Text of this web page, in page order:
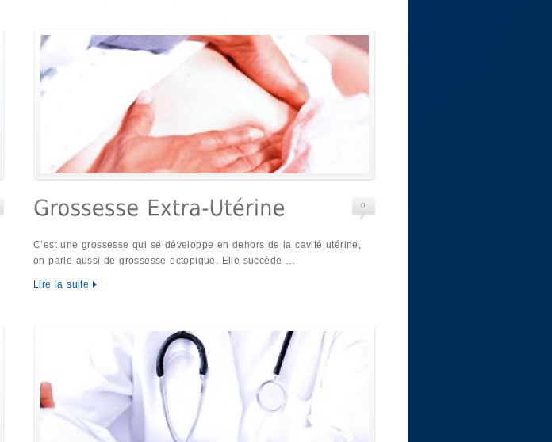
0
C’est une grossesse qui se développe en dehors de la cavité utérine,
on parle aussi de grossesse ectopique. Elle succède …
Lire la suite